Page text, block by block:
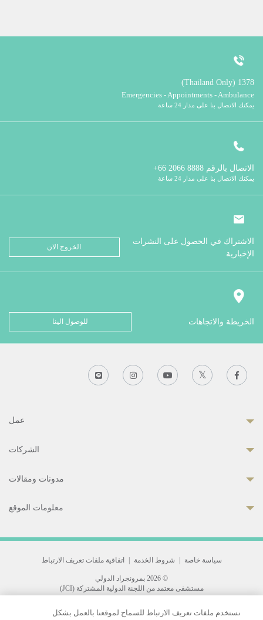
1378 (Thailand Only)
Emergencies - Appointments - Ambulance
يمكنك الاتصال بنا على مدار 24 ساعة
الاتصال بالرقم
يمكنك الاتصال بنا على مدار 24 ساعة
الاشتراك في الحصول على النشرات
الإخبارية
الخروج الان
الخريطة والاتجاهات للوصول الينا
عمل
الشركات
مدونات ومقالات
معلومات الموقع
سياسة خاصة شروط الخدمة اتفاقية ملفات تعريف الارتباط
© 2026 بمرونجراد الدولي
مستشفى معتمد من اللجنة الدولية المشتركة (JCI)
33 Sukhumvit 3, Wattana, Bangkok 10110 Thailand.
نستخدم ملفات تعريف الارتباط للسماح لموقعنا بالعمل بشكل